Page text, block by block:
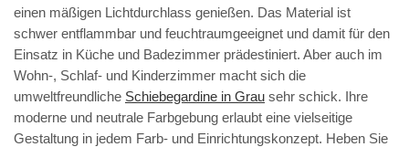
einen mäßigen Lichtdurchlass genießen. Das Material ist
schwer entflammbar und feuchtraumgeeignet und damit für den
Einsatz in Küche und Badezimmer prädestiniert. Aber auch im
Wohn-, Schlaf- und Kinderzimmer macht sich die
umweltfreundliche Schiebegardine in Grau sehr schick. Ihre
moderne und neutrale Farbgebung erlaubt eine vielseitige
Gestaltung in jedem Farb- und Einrichtungskonzept. Heben Sie